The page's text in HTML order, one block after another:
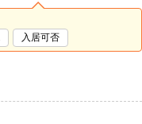
入居可否